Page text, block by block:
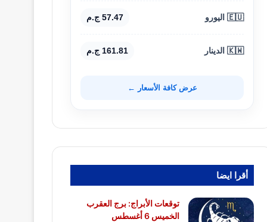
🇪🇺 اليورو 57.47 ج.م
🇰🇼 الدينار 161.81 ج.م
عرض كافة الأسعار ←
أقرا ايضا
توقعات الأبراج: برج العقرب
الخميس 6 أغسطس